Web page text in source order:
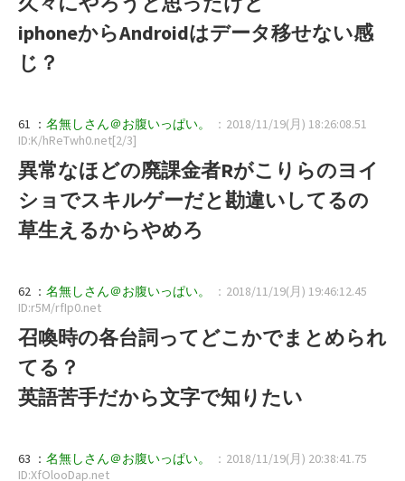
iphoneからAndroidはデータ移せない感
じ？
61 ： 名無しさん＠お腹いっぱい。
：2018/11/19(月) 18:26:08.51
ID:K/hReTwh0.net[2/3]
異常なほどの廃課金者Rがこりらのヨイ
ショでスキルゲーだと勘違いしてるの
草生えるからやめろ
62 ： 名無しさん＠お腹いっぱい。
：2018/11/19(月) 19:46:12.45
ID:r5M/rfIp0.net
召喚時の各台詞ってどこかでまとめられ
てる？
英語苦手だから文字で知りたい
63 ： 名無しさん＠お腹いっぱい。
：2018/11/19(月) 20:38:41.75
ID:XfOlooDap.net